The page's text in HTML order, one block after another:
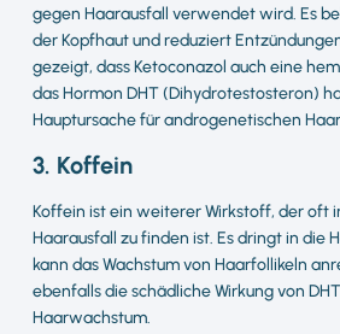
gegen Haarausfall verwendet wird. Es
der Kopfhaut und reduziert
gezeigt, dass Ketoconazol auch eine
das Hormon DHT (Dihydrotestosteron)
Hauptursache für androgenetischen
3. Koffein
Koffein ist ein weiterer Wirkstoff, der oft
Haarausfall zu finden ist. Es dringt in die
kann das Wachstum von Haarfollikeln
ebenfalls die schädliche Wirkung von
Haarwachstum.